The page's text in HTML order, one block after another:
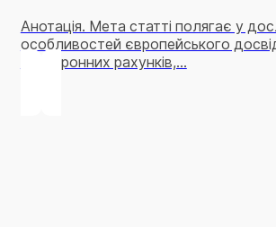
Анотація. Мета статті полягає у
особливостей європейського
електронних рахунків,...